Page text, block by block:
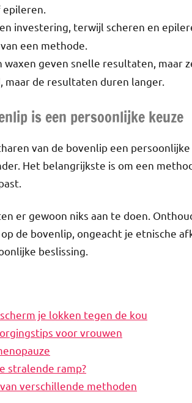
investering, terwijl scheren en
een methode.
waxen geven snelle resultaten, maar
de resultaten duren langer.
is een persoonlijke keuze
van de bovenlip een persoonlijke
Het belangrijkste is om een
er gewoon niks aan te doen.
de bovenlip, ongeacht je etnische
beslissing.
je lokken tegen de kou
voor vrouwen
stralende ramp?
verschillende methoden